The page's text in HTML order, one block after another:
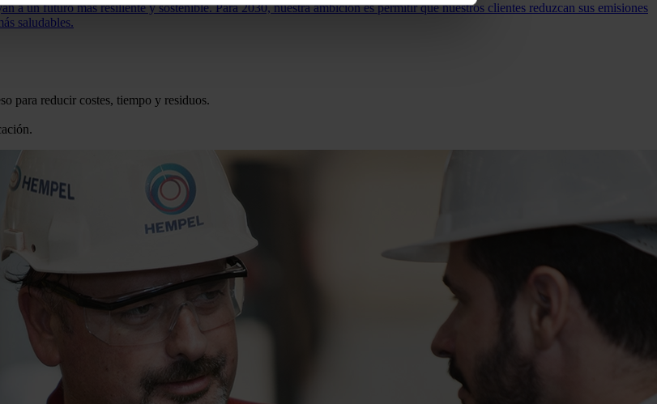
a un futuro más resiliente y sostenible. Para 2030, nuestra ambición es permitir que nuestros clientes reduzcan sus emisiones
saludables.
para reducir costes, tiempo y residuos.